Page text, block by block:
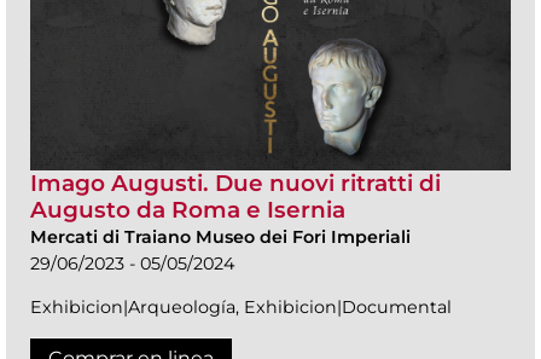
Imago Augusti. Due nuovi ritratti di
Augusto da Roma e Isernia
Mercati di Traiano Museo dei Fori Imperiali
29/06/2023 - 05/05/2024
Exhibicion|Arqueología, Exhibicion|Documental